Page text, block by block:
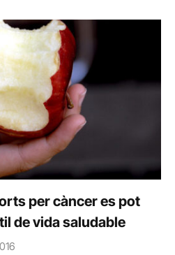
per càncer es pot
de vida saludable